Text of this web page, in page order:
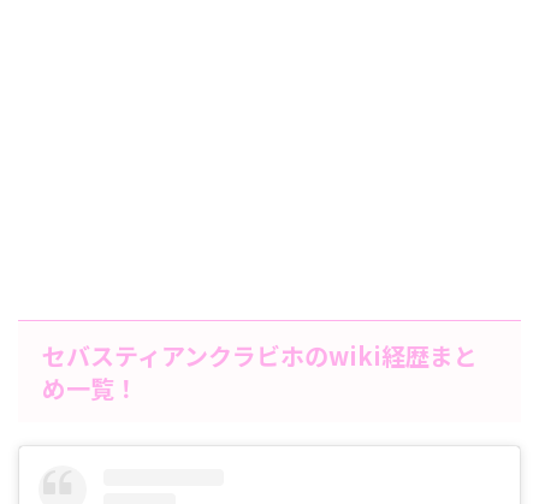
セバスティアンクラビホのwiki経歴まと
め一覧！